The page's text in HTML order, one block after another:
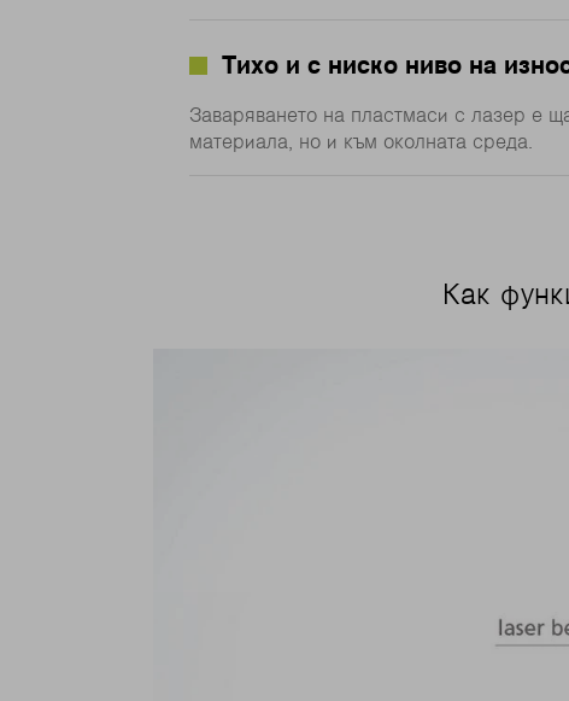
Тихо и с ниско ниво на
Заваряването на пластмаси с лазер е
материала, но и към околната среда.
Как